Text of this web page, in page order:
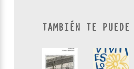
TAMBIÉN TE